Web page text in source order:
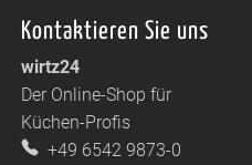
Kontaktieren Sie uns
wirtz24
Der Online-Shop für
Küchen-Profis
+49 6542 9873-0